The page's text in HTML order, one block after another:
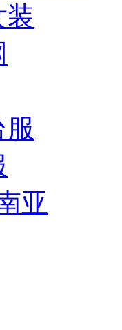
装
亚